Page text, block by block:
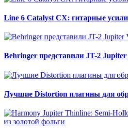
Line 6 Catalyst CX: гитарные
Behringer представили JT-2
Лучшие Distortion плагины для